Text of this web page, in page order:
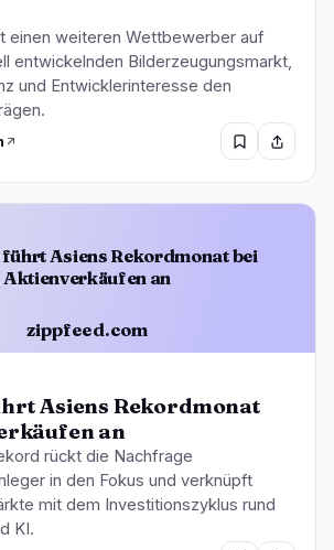
einen weiteren Wettbewerber auf
entwickelnden Bilderzeugungsmarkt,
und Entwicklerinteresse den
führt Asiens Rekordmonat bei
Aktienverkäufen an
zippfeed.com
Asiens Rekordmonat
an
rückt die Nachfrage
in den Fokus und verknüpft
mit dem Investitionszyklus rund
KI.